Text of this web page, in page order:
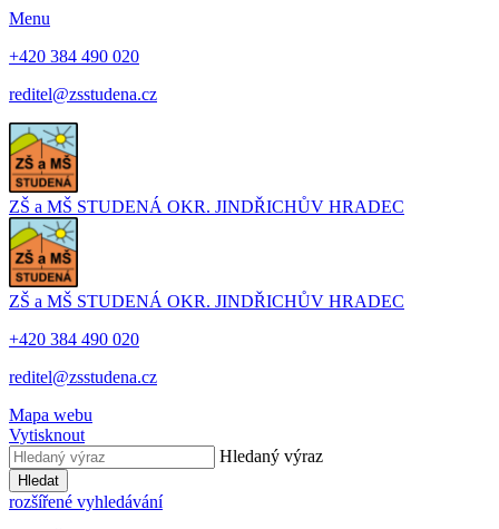
Menu
+420 384 490 020
reditel@zsstudena.cz
ZŠ a MŠ STUDENÁ OKR. JINDŘICHŮV HRADEC
ZŠ a MŠ STUDENÁ OKR. JINDŘICHŮV HRADEC
+420 384 490 020
reditel@zsstudena.cz
Mapa webu
Vytisknout
Hledaný výraz
Hledat
rozšířené vyhledávání